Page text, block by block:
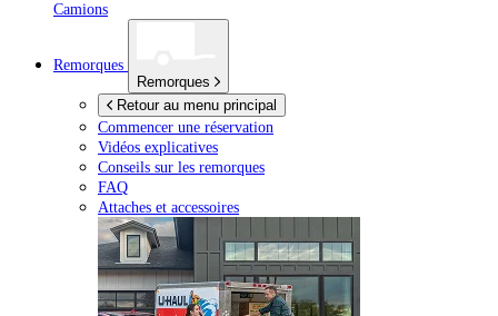
Camions
Remorques
Remorques
Retour au menu principal
Commencer une réservation
Vidéos explicatives
Conseils sur les remorques
FAQ
Attaches et accessoires